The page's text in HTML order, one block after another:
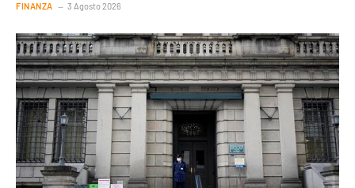
FINANZA 3 Agosto 2026